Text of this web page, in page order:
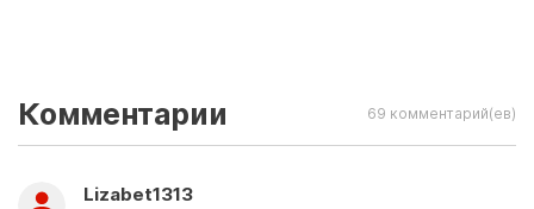
Комментарии 69 комментарий(ев)
Lizabet1313